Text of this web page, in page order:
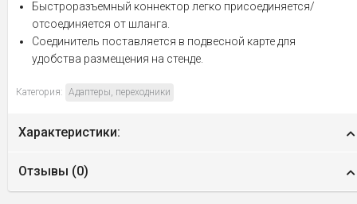
Быстроразъемный коннектор легко присоединяется/
отсоединяется от шланга.
Соединитель поставляется в подвесной карте для
удобства размещения на стенде.
Категория: Адаптеры, переходники
Характеристики:
Отзывы (0)